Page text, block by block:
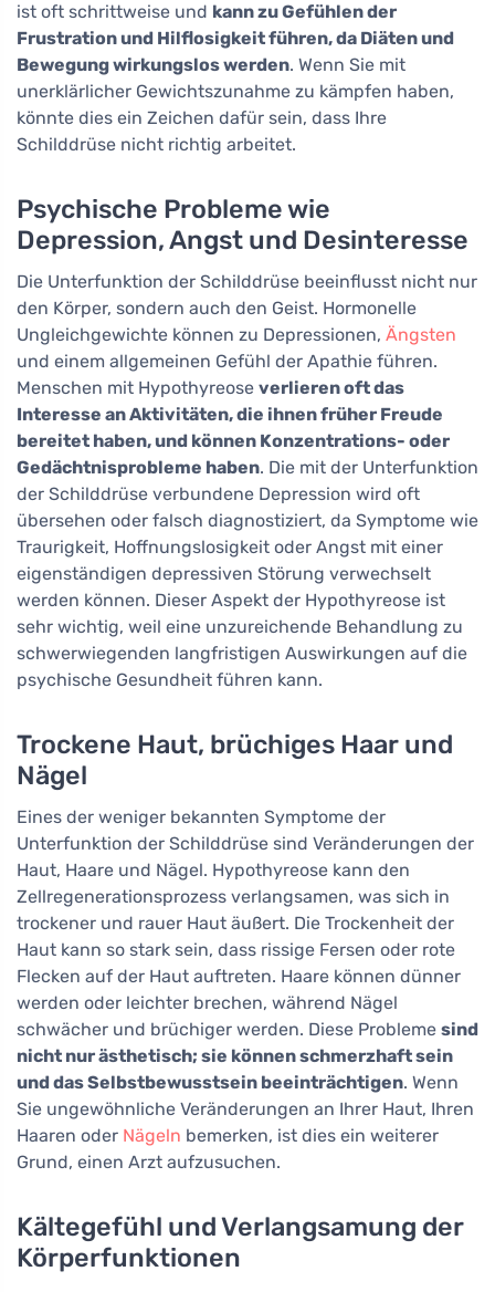
ist oft schrittweise und kann zu Gefühlen der
Frustration und Hilflosigkeit führen, da Diäten und
Bewegung wirkungslos werden. Wenn Sie mit
unerklärlicher Gewichtszunahme zu kämpfen haben,
könnte dies ein Zeichen dafür sein, dass Ihre
Schilddrüse nicht richtig arbeitet.
Psychische Probleme wie
Depression, Angst und Desinteresse
Die Unterfunktion der Schilddrüse beeinflusst nicht nur
den Körper, sondern auch den Geist. Hormonelle
Ungleichgewichte können zu Depressionen, Ängsten
und einem allgemeinen Gefühl der Apathie führen.
Menschen mit Hypothyreose verlieren oft das
Interesse an Aktivitäten, die ihnen früher Freude
bereitet haben, und können Konzentrations- oder
Gedächtnisprobleme haben. Die mit der Unterfunktion
der Schilddrüse verbundene Depression wird oft
übersehen oder falsch diagnostiziert, da Symptome wie
Traurigkeit, Hoffnungslosigkeit oder Angst mit einer
eigenständigen depressiven Störung verwechselt
werden können. Dieser Aspekt der Hypothyreose ist
sehr wichtig, weil eine unzureichende Behandlung zu
schwerwiegenden langfristigen Auswirkungen auf die
psychische Gesundheit führen kann.
Trockene Haut, brüchiges Haar und
Nägel
Eines der weniger bekannten Symptome der
Unterfunktion der Schilddrüse sind Veränderungen der
Haut, Haare und Nägel. Hypothyreose kann den
Zellregenerationsprozess verlangsamen, was sich in
trockener und rauer Haut äußert. Die Trockenheit der
Haut kann so stark sein, dass rissige Fersen oder rote
Flecken auf der Haut auftreten. Haare können dünner
werden oder leichter brechen, während Nägel
schwächer und brüchiger werden. Diese Probleme sind
nicht nur ästhetisch; sie können schmerzhaft sein
und das Selbstbewusstsein beeinträchtigen. Wenn
Sie ungewöhnliche Veränderungen an Ihrer Haut, Ihren
Haaren oder Nägeln bemerken, ist dies ein weiterer
Grund, einen Arzt aufzusuchen.
Kältegefühl und Verlangsamung der
Körperfunktionen